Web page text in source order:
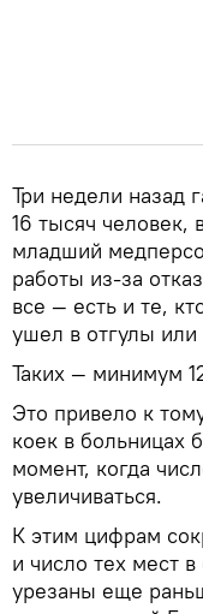
Три недели назад
16 тысяч человек,
младший
работы из-за
все — есть и те,
ушел в отгулы
Таких — минимум
Это привело к
коек в больницах
момент, когда
увеличиваться.
К этим цифрам
и число тех мест
урезаны еще